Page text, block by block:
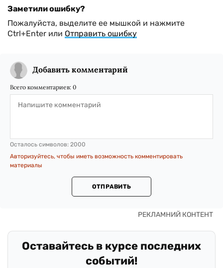
Заметили ошибку?
Пожалуйста, выделите ее мышкой и нажмите
Ctrl+Enter или Отправить ошибку
Добавить комментарий
Всего комментариев: 0
Осталось символов: 2000
Авторизуйтесь, чтобы иметь возможность комментировать
материалы
ОТПРАВИТЬ
Оставайтесь в курсе последних
событий!